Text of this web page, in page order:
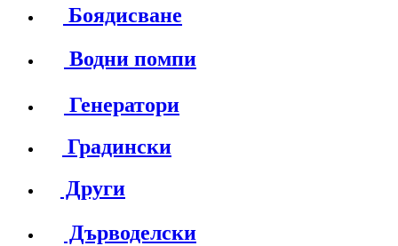
Боядисване
Водни помпи
Генератори
Градински
Други
Дърводелски